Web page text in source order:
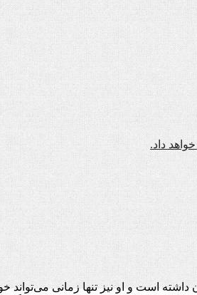
داد.
است و او نیز تنها زمانی می‌تواند